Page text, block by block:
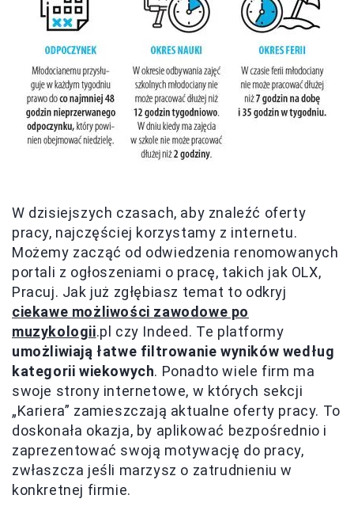
W dzisiejszych czasach, aby znaleźć oferty
pracy, najczęściej korzystamy z internetu.
Możemy zacząć od odwiedzenia renomowanych
portali z ogłoszeniami o pracę, takich jak OLX,
Pracuj. Jak już zgłębiasz temat to odkryj
ciekawe możliwości zawodowe po
muzykologii.pl czy Indeed. Te platformy
umożliwiają łatwe filtrowanie wyników według
kategorii wiekowych. Ponadto wiele firm ma
swoje strony internetowe, w których sekcji
„Kariera” zamieszczają aktualne oferty pracy. To
doskonała okazja, by aplikować bezpośrednio i
zaprezentować swoją motywację do pracy,
zwłaszcza jeśli marzysz o zatrudnieniu w
konkretnej firmie.